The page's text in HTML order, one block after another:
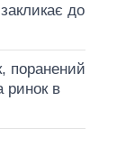
до
поранений
ринок в